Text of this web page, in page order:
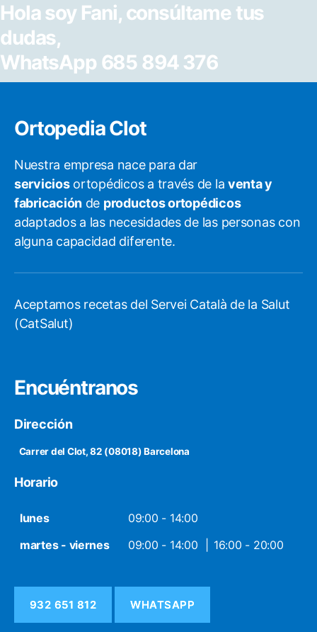
Hola soy Fani, consúltame tus
dudas,
WhatsApp 685 894 376
Ortopedia Clot
Nuestra empresa nace para dar
serviciosortopédicos a través de laventa y
fabricación de productos ortopédicos
adaptados a las necesidades de las personas con
alguna capacidad diferente.
Aceptamos recetas del Servei Català de la Salut
(CatSalut)
Encuéntranos
Dirección
Carrer del Clot, 82 (08018) Barcelona
Horario
lunes
09:00 - 14:00
martes - viernes
09:00 - 14:00 16:00 - 20:00
932 651 812 WHATSAPP